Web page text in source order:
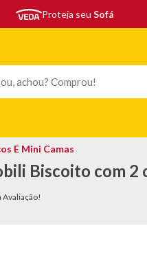
Proteja seu Sofá
E Mini Camas
Biscoito com